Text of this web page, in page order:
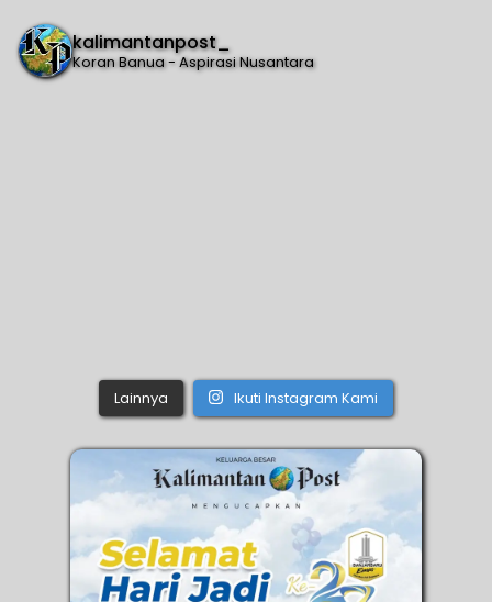
kalimantanpost_
Koran Banua - Aspirasi Nusantara
Lainnya Ikuti Instagram Kami